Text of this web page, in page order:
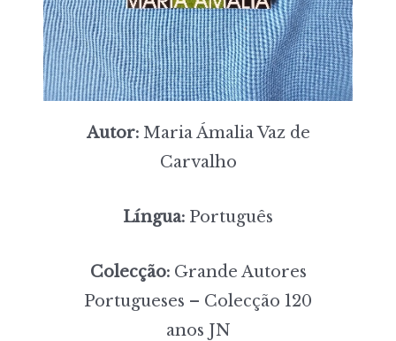
Autor:Maria Ámalia Vaz de
Carvalho
Língua: Português
Colecção:Grande Autores
Portugueses – Colecção 120
anos JN